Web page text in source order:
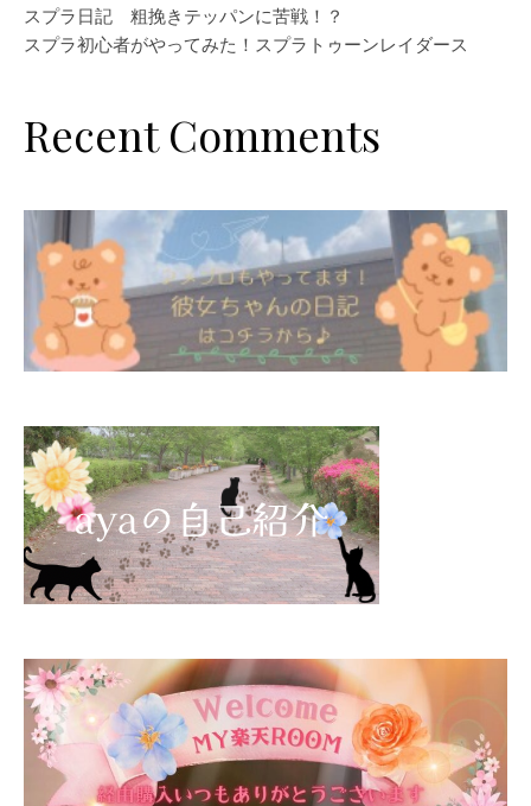
スプラ日記 粗挽きテッパンに苦戦！？
スプラ初心者がやってみた！スプラトゥーンレイダース
Recent Comments